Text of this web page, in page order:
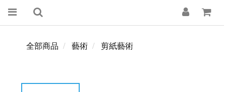
全部商品 藝術 剪紙藝術